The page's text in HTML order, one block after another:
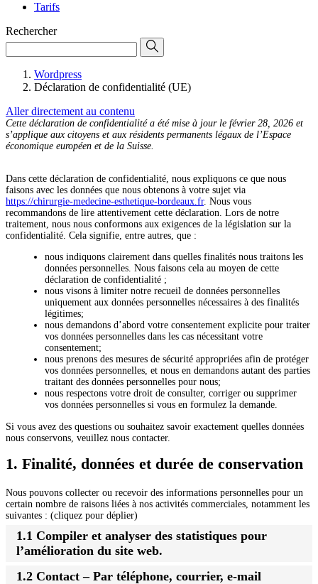
Tarifs
Rechercher
Wordpress
Déclaration de confidentialité (UE)
Aller directement au contenu
Cette déclaration de confidentialité a été mise à jour le février 28, 2026 et
s’applique aux citoyens et aux résidents permanents légaux de l’Espace
économique européen et de la Suisse.
Dans cette déclaration de confidentialité, nous expliquons ce que nous
faisons avec les données que nous obtenons à votre sujet via
https://chirurgie-medecine-esthetique-bordeaux.fr. Nous vous
recommandons de lire attentivement cette déclaration. Lors de notre
traitement, nous nous conformons aux exigences de la législation sur la
confidentialité. Cela signifie, entre autres, que :
nous indiquons clairement dans quelles finalités nous traitons les
données personnelles. Nous faisons cela au moyen de cette
déclaration de confidentialité ;
nous visons à limiter notre recueil de données personnelles
uniquement aux données personnelles nécessaires à des finalités
légitimes;
nous demandons d’abord votre consentement explicite pour traiter
vos données personnelles dans les cas nécessitant votre
consentement;
nous prenons des mesures de sécurité appropriées afin de protéger
vos données personnelles, et nous en demandons autant des parties
traitant des données personnelles pour nous;
nous respectons votre droit de consulter, corriger ou supprimer
vos données personnelles si vous en formulez la demande.
Si vous avez des questions ou souhaitez savoir exactement quelles données
nous conservons, veuillez nous contacter.
1. Finalité, données et durée de conservation
Nous pouvons collecter ou recevoir des informations personnelles pour un
certain nombre de raisons liées à nos activités commerciales, notamment les
suivantes : (cliquez pour déplier)
1.1 Compiler et analyser des statistiques pour
l’amélioration du site web.
1.2 Contact – Par téléphone, courrier, e-mail